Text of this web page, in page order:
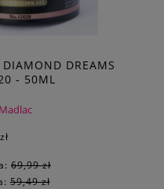
DIAMOND DREAMS
- 50ML
Madlac
69,99 zł
59,49 zł